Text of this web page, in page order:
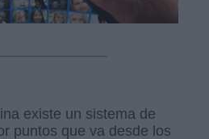
existe un sistema de
puntos que va desde los